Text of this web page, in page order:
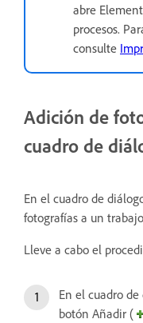
abre
procesos.
consulte
Adición de
cuadro de
En el cuadro de
fotografías a un
Lleve a cabo el
En el cuadro
botón Añadir (